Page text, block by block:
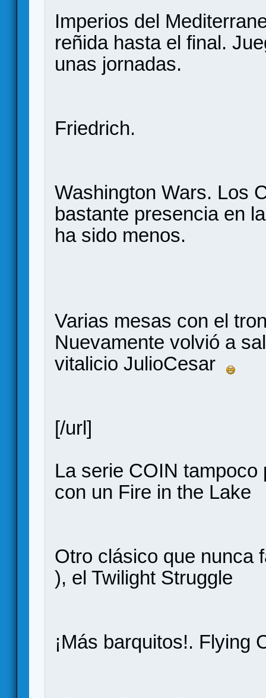
Imperios del
reñida hasta el final.
unas jornadas.
Friedrich.
Washington Wars. Los
bastante presencia en
ha sido menos.
Varias mesas con el
Nuevamente volvió a
vitalicio JulioCesar
[/url]
La serie COIN
con un Fire in the Lake
Otro clásico que
), el Twilight Struggle
¡Más barquitos!. Flying